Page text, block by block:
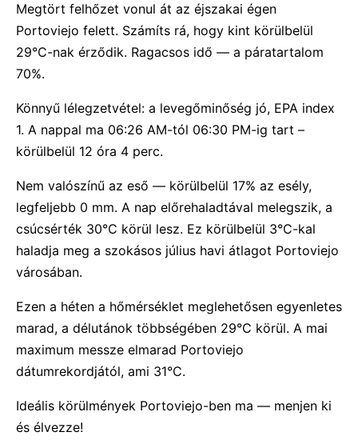
Megtört felhőzet vonul át az éjszakai égen
Portoviejo felett. Számíts rá, hogy kint körülbelül
29°C-nak érződik. Ragacsos idő — a páratartalom
70%.
Könnyű lélegzetvétel: a levegőminőség jó, EPA index
1. A nappal ma 06:26 AM-tól 06:30 PM-ig tart –
körülbelül 12 óra 4 perc.
Nem valószínű az eső — körülbelül 17% az esély,
legfeljebb 0 mm. A nap előrehaladtával melegszik, a
csúcsérték 30°C körül lesz. Ez körülbelül 3°C-kal
haladja meg a szokásos július havi átlagot Portoviejo
városában.
Ezen a héten a hőmérséklet meglehetősen egyenletes
marad, a délutánok többségében 29°C körül. A mai
maximum messze elmarad Portoviejo
dátumrekordjától, ami 31°C.
Ideális körülmények Portoviejo-ben ma — menjen ki
és élvezze!